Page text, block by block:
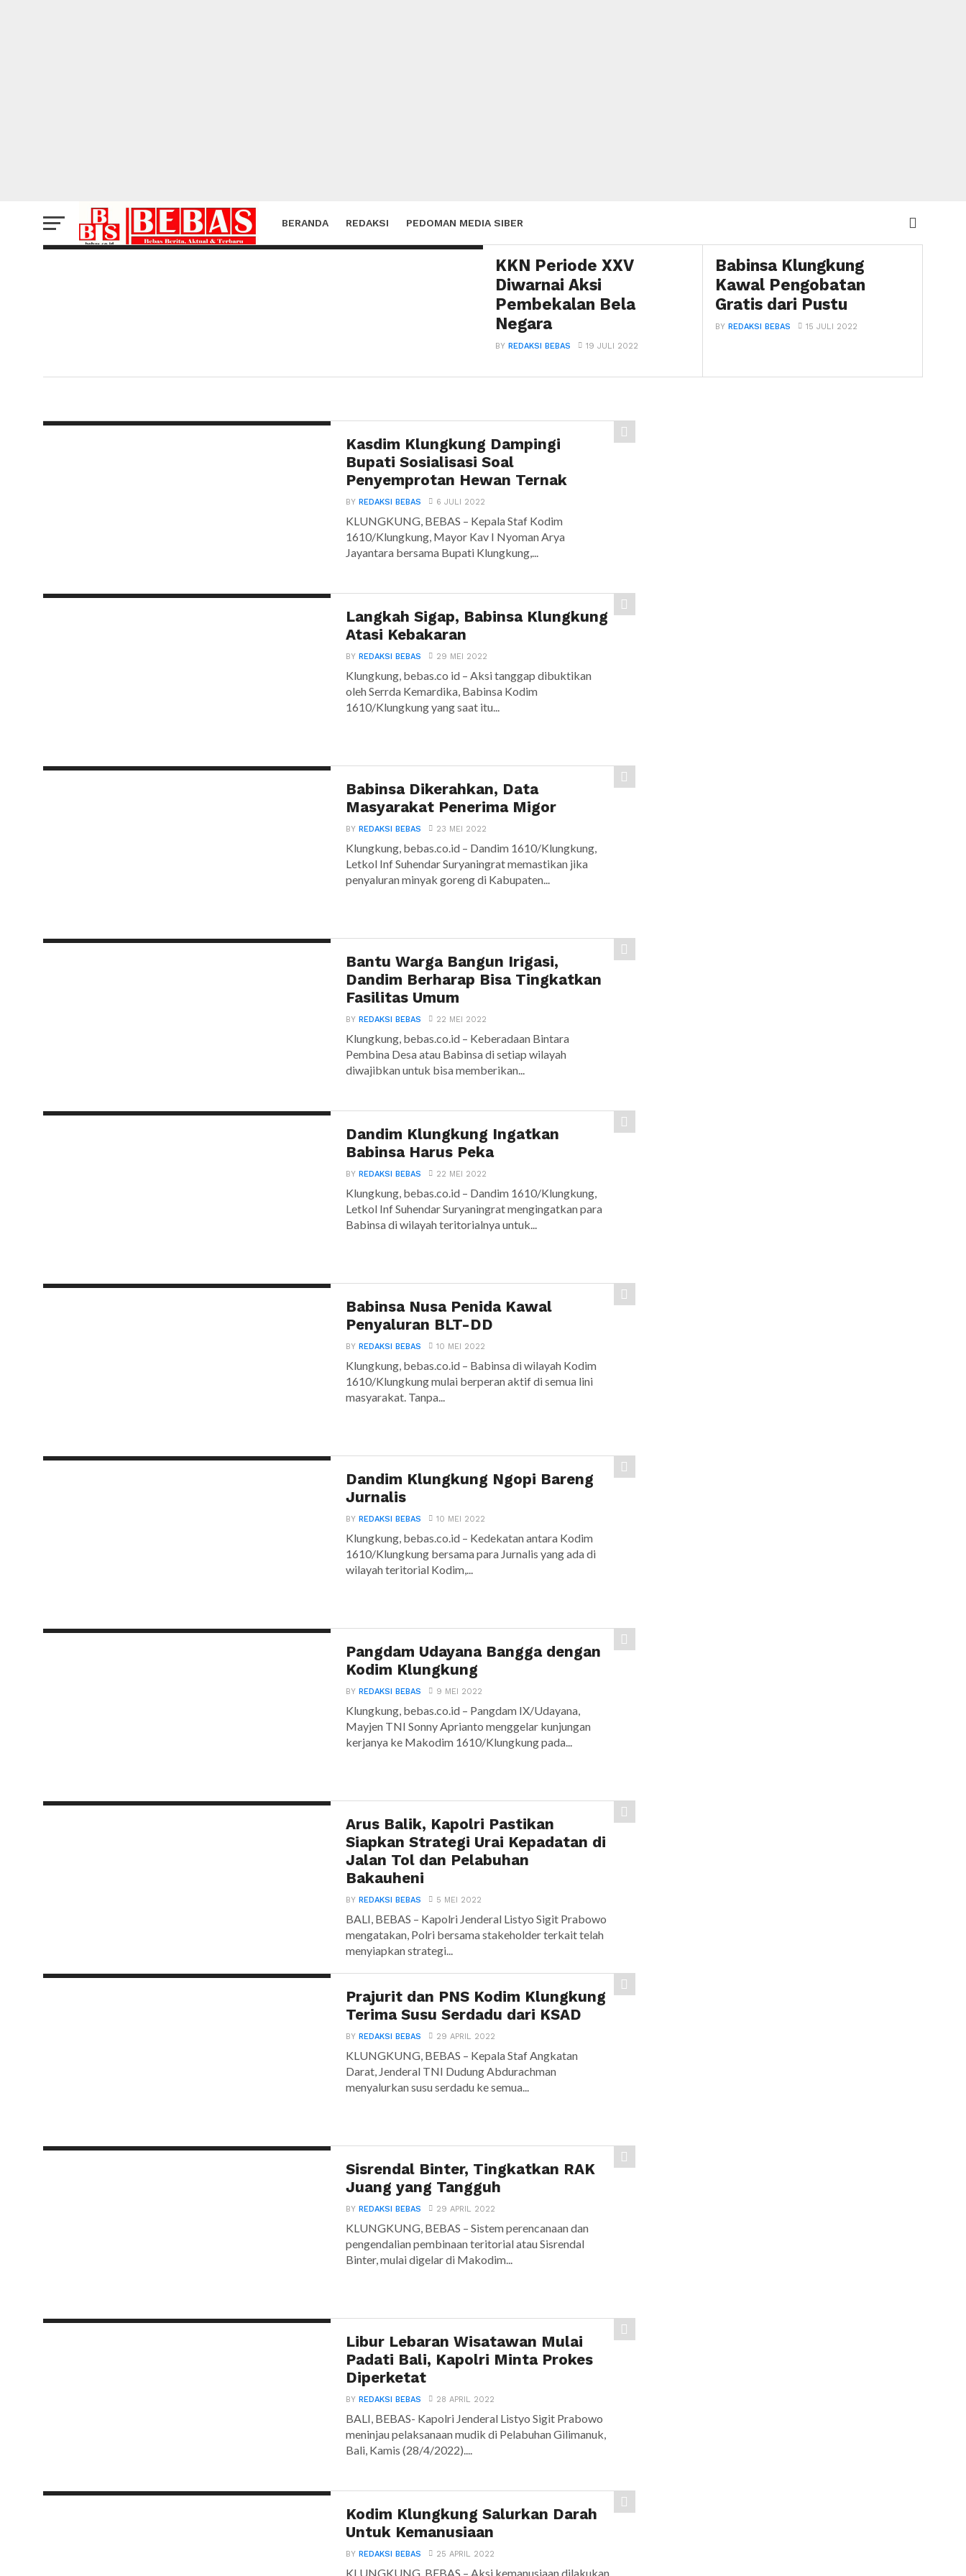
BERANDA REDAKSI PEDOMAN MEDIA SIBER
BY REDAKSI BEBAS 21 JULI 2022
KKN Periode XXV
Diwarnai Aksi
Pembekalan Bela
Negara
BYREDAKSI BEBAS 19 JULI 2022
Babinsa Klungkung
Kawal Pengobatan
Gratis dari Pustu
BYREDAKSI BEBAS 15 JULI 2022
Kasdim Klungkung Dampingi
Bupati Sosialisasi Soal
Penyemprotan Hewan Ternak
BY REDAKSI BEBAS 6 JULI 2022
KLUNGKUNG, BEBAS – Kepala Staf Kodim
1610/Klungkung, Mayor Kav I Nyoman Arya
Jayantara bersama Bupati Klungkung,...
Langkah Sigap, Babinsa Klungkung
Atasi Kebakaran
BY REDAKSI BEBAS 29 MEI 2022
Klungkung, bebas.co id – Aksi tanggap dibuktikan
oleh Serrda Kemardika, Babinsa Kodim
1610/Klungkung yang saat itu...
Babinsa Dikerahkan, Data
Masyarakat Penerima Migor
BY REDAKSI BEBAS 23 MEI 2022
Klungkung, bebas.co.id – Dandim 1610/Klungkung,
Letkol Inf Suhendar Suryaningrat memastikan jika
penyaluran minyak goreng di Kabupaten...
Bantu Warga Bangun Irigasi,
Dandim Berharap Bisa Tingkatkan
Fasilitas Umum
BY REDAKSI BEBAS 22 MEI 2022
Klungkung, bebas.co.id – Keberadaan Bintara
Pembina Desa atau Babinsa di setiap wilayah
diwajibkan untuk bisa memberikan...
Dandim Klungkung Ingatkan
Babinsa Harus Peka
BY REDAKSI BEBAS 22 MEI 2022
Klungkung, bebas.co.id – Dandim 1610/Klungkung,
Letkol Inf Suhendar Suryaningrat mengingatkan para
Babinsa di wilayah teritorialnya untuk...
Babinsa Nusa Penida Kawal
Penyaluran BLT-DD
BY REDAKSI BEBAS 10 MEI 2022
Klungkung, bebas.co.id – Babinsa di wilayah Kodim
1610/Klungkung mulai berperan aktif di semua lini
masyarakat. Tanpa...
Dandim Klungkung Ngopi Bareng
Jurnalis
BY REDAKSI BEBAS 10 MEI 2022
Klungkung, bebas.co.id – Kedekatan antara Kodim
1610/Klungkung bersama para Jurnalis yang ada di
wilayah teritorial Kodim,...
Pangdam Udayana Bangga dengan
Kodim Klungkung
BY REDAKSI BEBAS 9 MEI 2022
Klungkung, bebas.co.id – Pangdam IX/Udayana,
Mayjen TNI Sonny Aprianto menggelar kunjungan
kerjanya ke Makodim 1610/Klungkung pada...
Arus Balik, Kapolri Pastikan
Siapkan Strategi Urai Kepadatan di
Jalan Tol dan Pelabuhan
Bakauheni
BY REDAKSI BEBAS 5 MEI 2022
BALI, BEBAS – Kapolri Jenderal Listyo Sigit Prabowo
mengatakan, Polri bersama stakeholder terkait telah
menyiapkan strategi...
Prajurit dan PNS Kodim Klungkung
Terima Susu Serdadu dari KSAD
BY REDAKSI BEBAS 29 APRIL 2022
KLUNGKUNG, BEBAS – Kepala Staf Angkatan
Darat, Jenderal TNI Dudung Abdurachman
menyalurkan susu serdadu ke semua...
Sisrendal Binter, Tingkatkan RAK
Juang yang Tangguh
BY REDAKSI BEBAS 29 APRIL 2022
KLUNGKUNG, BEBAS – Sistem perencanaan dan
pengendalian pembinaan teritorial atau Sisrendal
Binter, mulai digelar di Makodim...
Libur Lebaran Wisatawan Mulai
Padati Bali, Kapolri Minta Prokes
Diperketat
BY REDAKSI BEBAS 28 APRIL 2022
BALI, BEBAS- Kapolri Jenderal Listyo Sigit Prabowo
meninjau pelaksanaan mudik di Pelabuhan Gilimanuk,
Bali, Kamis (28/4/2022)....
Kodim Klungkung Salurkan Darah
Untuk Kemanusiaan
BY REDAKSI BEBAS 25 APRIL 2022
KLUNGKUNG, BEBAS – Aksi kemanusiaan dilakukan